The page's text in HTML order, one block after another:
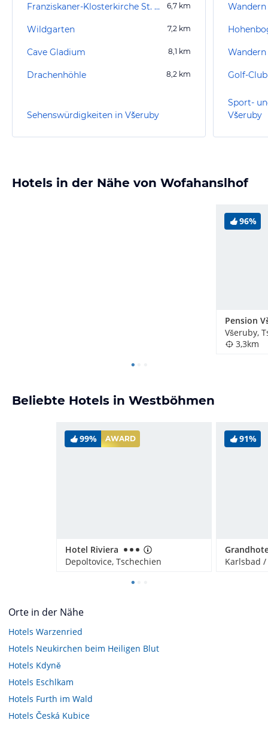
Franziskaner-Klosterkirche St. Katharina 6,7 km
Wildgarten 7,2 km
Cave Gladium 8,1 km
Drachenhöhle 8,2 km
Sehenswürdigkeiten in Všeruby
Golf-
Sport-
Všeruby
Hotels in der Nähe von Wofahanslhof
96%
Pension
Všeruby,
3,3km
Beliebte Hotels in Westböhmen
99% AWARD
Hotel Riviera
Depoltovice, Tschechien
91%
Orte in der Nähe
Hotels Warzenried
Hotels Neukirchen beim Heiligen Blut
Hotels Kdyně
Hotels Eschlkam
Hotels Furth im Wald
Hotels Česká Kubice